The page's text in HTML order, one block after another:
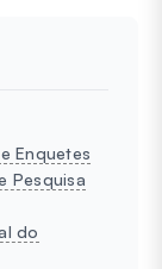
Enquetes
Pesquisa
do